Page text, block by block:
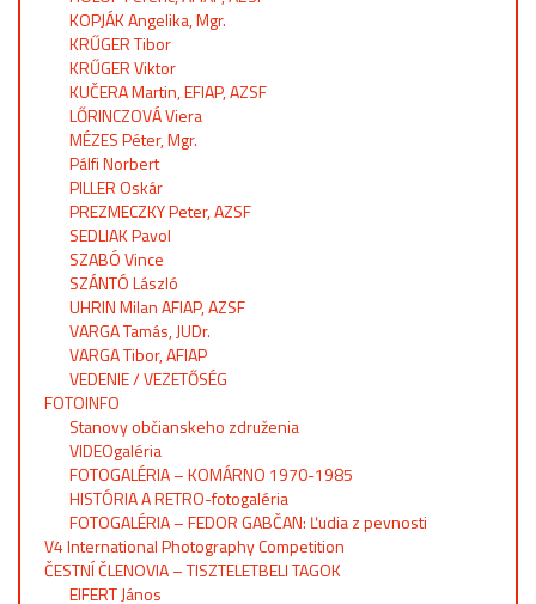
KOPJÁK Angelika, Mgr.
KRŰGER Tibor
KRŰGER Viktor
KUČERA Martin, EFIAP, AZSF
LŐRINCZOVÁ Viera
MÉZES Péter, Mgr.
Pálfi Norbert
PILLER Oskár
PREZMECZKY Peter, AZSF
SEDLIAK Pavol
SZABÓ Vince
SZÁNTÓ László
UHRIN Milan AFIAP, AZSF
VARGA Tamás, JUDr.
VARGA Tibor, AFIAP
VEDENIE / VEZETŐSÉG
FOTOINFO
Stanovy občianskeho združenia
VIDEOgaléria
FOTOGALÉRIA – KOMÁRNO 1970-1985
HISTÓRIA A RETRO-fotogaléria
FOTOGALÉRIA – FEDOR GABČAN: Ľudia z pevnosti
V4 International Photography Competition
ČESTNÍ ČLENOVIA – TISZTELETBELI TAGOK
EIFERT János